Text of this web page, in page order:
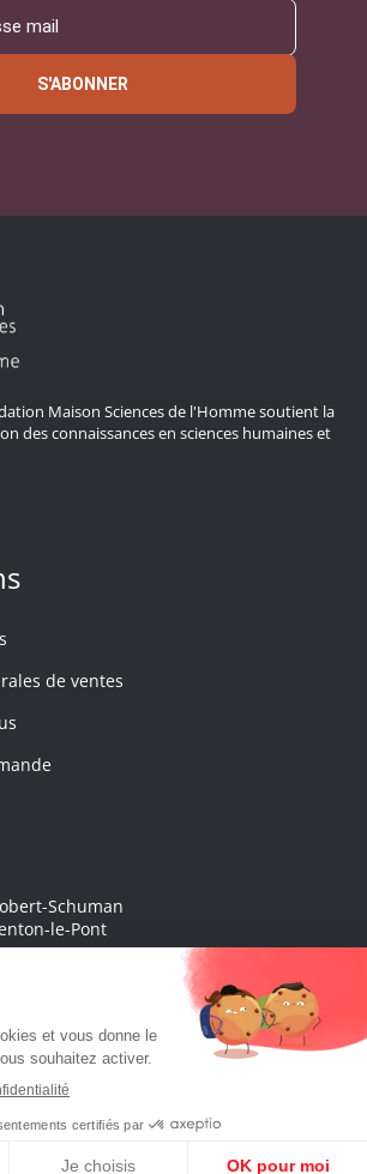
S'ABONNER
Maison Sciences de l'Homme soutient la
des connaissances en sciences humaines et
de ventes
Schuman
le-Pont